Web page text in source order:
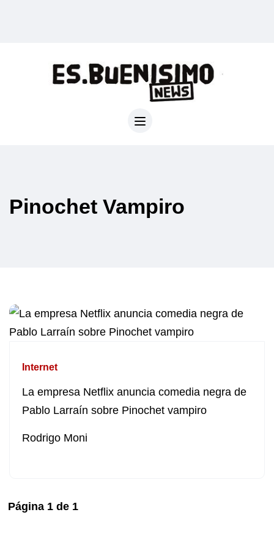
Pinochet Vampiro
Internet
La empresa Netflix anuncia comedia negra de
Pablo Larraín sobre Pinochet vampiro
Rodrigo Moni
Página 1 de 1